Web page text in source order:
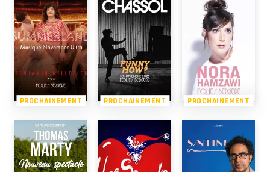
PROCHAINEMENT PROCHAINEMENT PROCHAINEMENT